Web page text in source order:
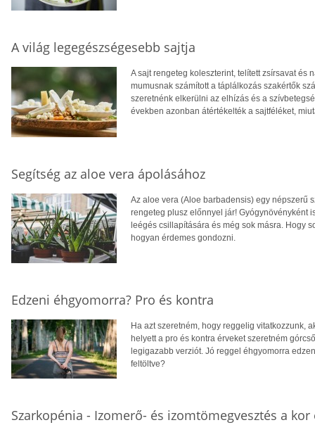
A világ legegészségesebb sajtja
A sajt rengeteg koleszterint, telített zsírsavat és
mumusnak számított a táplálkozás szakértők
szeretnénk elkerülni az elhízás és a
években azonban átértékelték a sajtféléket,
Segítség az aloe vera ápolásához
Az aloe vera (Aloe barbadensis) egy népszerű
rengeteg plusz előnnyel jár! Gyógynövényként
leégés csillapítására és még sok másra. Hogy
hogyan érdemes gondozni.
Edzeni éhgyomorra? Pro és kontra
Ha azt szeretném, hogy reggelig vitatkozzunk,
helyett a pro és kontra érveket szeretném
legigazabb verziót. Jó reggel éhgyomorra
feltöltve?
Szarkopénia - Izomerő- és izomtömegvesztés a